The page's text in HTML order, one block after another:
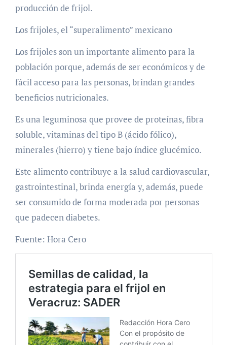
producción de frijol.
Los frijoles, el “superalimento” mexicano
Los frijoles son un importante alimento para la
población porque, además de ser económicos y de
fácil acceso para las personas, brindan grandes
beneficios nutricionales.
Es una leguminosa que provee de proteínas, fibra
soluble, vitaminas del tipo B (ácido fólico),
minerales (hierro) y tiene bajo índice glucémico.
Este alimento contribuye a la salud cardiovascular,
gastrointestinal, brinda energía y, además, puede
ser consumido de forma moderada por personas
que padecen diabetes.
Fuente: Hora Cero